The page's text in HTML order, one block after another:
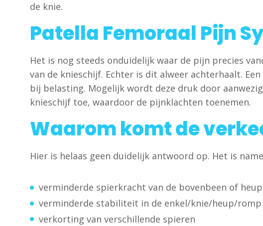
de knie.
Patella Femoraal Pijn
Het is nog steeds onduidelijk waar de pijn precies
van de knieschijf. Echter is dit alweer achterhaalt.
bij belasting. Mogelijk wordt deze druk door
knieschijf toe, waardoor de pijnklachten toenemen.
Waarom komt de
Hier is helaas geen duidelijk antwoord op. Het is
verminderde spierkracht van de bovenbeen of
verminderde stabiliteit in de enkel/knie/heup/
verkorting van verschillende spieren